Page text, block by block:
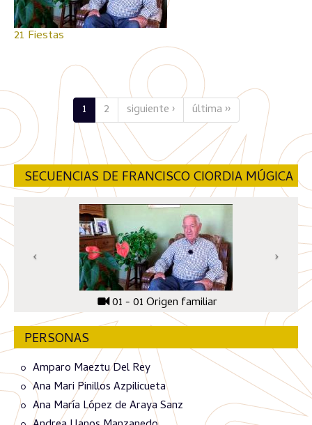
21 Fiestas
1 2 siguiente › última ››
SECUENCIAS DE FRANCISCO CIORDIA MÚGICA
01 - 01 Origen familiar
PERSONAS
Amparo Maeztu Del Rey
Ana Mari Pinillos Azpilicueta
Ana María López de Araya Sanz